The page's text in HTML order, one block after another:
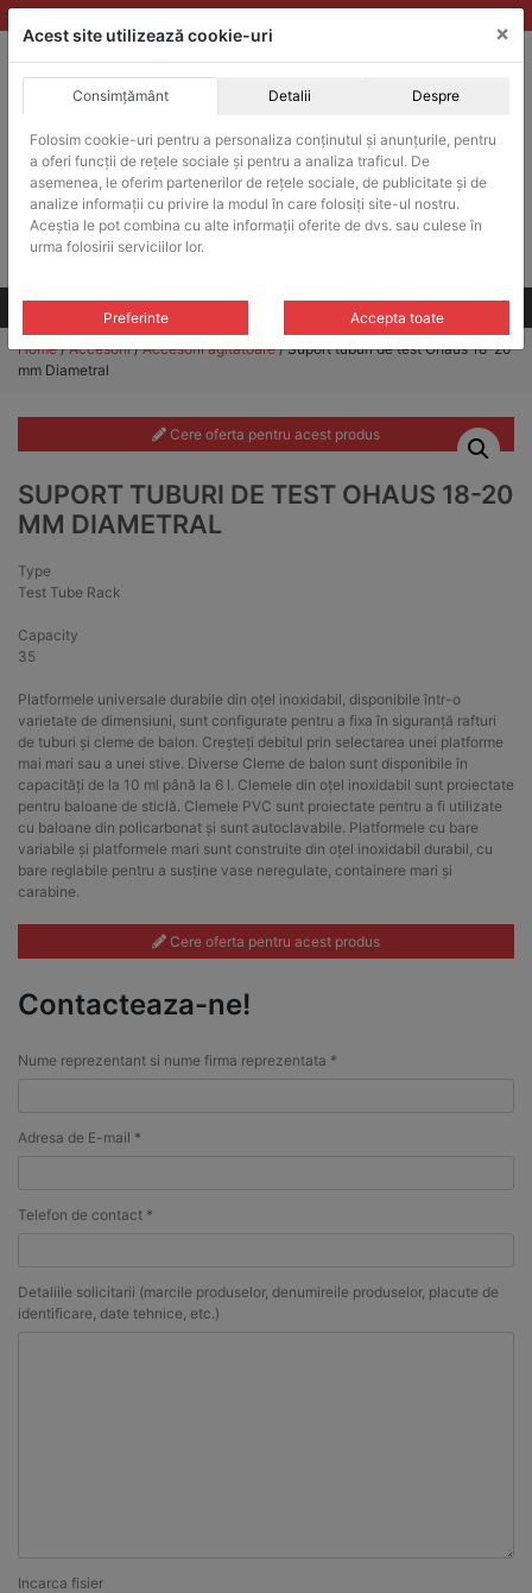
Skip
to
ACHIZITII PUBLICE
Produsele pot fi achizitionate si in sistemul SEAP / SICAP
Products
search
CAUTARE
Toate produsele
Home/Accesorii/Accesorii agitatoare/ Suport tuburi de test Ohaus 18-20
mm Diametral
Cere oferta pentru acest produs
SUPORT TUBURI DE TEST OHAUS 18-20
MM DIAMETRAL
Type
Test Tube Rack
Capacity
35
Platformele universale durabile din oțel inoxidabil, disponibile într-o
varietate de dimensiuni, sunt configurate pentru a fixa în siguranță rafturi
de tuburi și cleme de balon. Creșteți debitul prin selectarea unei platforme
mai mari sau a unei stive. Diverse Cleme de balon sunt disponibile în
capacități de la 10 ml până la 6 l. Clemele din oțel inoxidabil sunt proiectate
pentru baloane de sticlă. Clemele PVC sunt proiectate pentru a fi utilizate
cu baloane din policarbonat și sunt autoclavabile. Platformele cu bare
variabile și platformele mari sunt construite din oțel inoxidabil durabil, cu
bare reglabile pentru a susține vase neregulate, containere mari și
carabine.
Cere oferta pentru acest produs
Contacteaza-ne!
Nume reprezentant si nume firma reprezentata *
Adresa de E-mail *
Telefon de contact *
Detaliile solicitarii (marcile produselor, denumireile produselor, placute de
identificare, date tehnice, etc.)
Incarca fisier
Acest site utilizează cookie-uri ×
Consimțământ Detalii Despre
Folosim cookie-uri pentru a personaliza conținutul și anunțurile, pentru
a oferi funcții de rețele sociale și pentru a analiza traficul. De
asemenea, le oferim partenerilor de rețele sociale, de publicitate și de
analize informații cu privire la modul în care folosiți site-ul nostru.
Aceștia le pot combina cu alte informații oferite de dvs. sau culese în
urma folosirii serviciilor lor.
Preferinte Accepta toate